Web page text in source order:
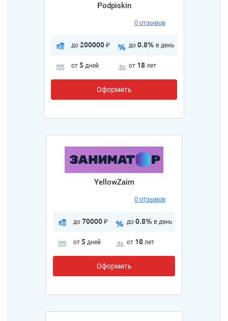
Podpiskin
0 отзывов
до 200000 ₽ до 0.8% в день
от 5 дней от 18 лет
Оформить
YellowZaim
0 отзывов
до 70000 ₽ до 0.8% в день
от 5 дней от 18 лет
Оформить